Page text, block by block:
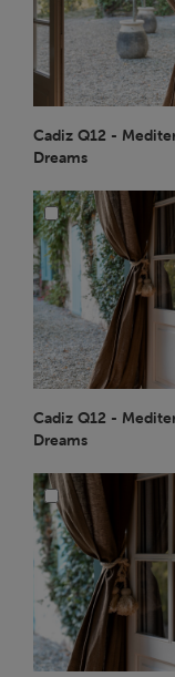
Cadiz Q12 -
Dreams
Cadiz Q12 -
Dreams